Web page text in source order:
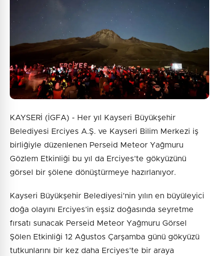
Gönder
KAYSERİ (İGFA) - Her yıl Kayseri Büyükşehir
Belediyesi Erciyes A.Ş. ve Kayseri Bilim Merkezi iş
birliğiyle düzenlenen Perseid Meteor Yağmuru
Gözlem Etkinliği bu yıl da Erciyes’te gökyüzünü
görsel bir şölene dönüştürmeye hazırlanıyor.
Kayseri Büyükşehir Belediyesi’nin yılın en büyüleyici
doğa olayını Erciyes’in eşsiz doğasında seyretme
fırsatı sunacak Perseid Meteor Yağmuru Görsel
Şölen Etkinliği 12 Ağustos Çarşamba günü gökyüzü
tutkunlarını bir kez daha Erciyes’te bir araya